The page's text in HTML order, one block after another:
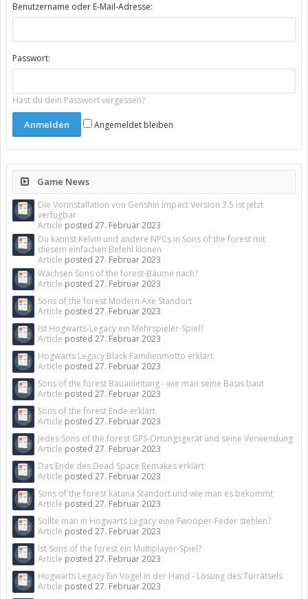
Benutzername oder E-Mail-Adresse:
Passwort:
Hast du dein Passwort vergessen?
Angemeldet bleiben
Game News
Die Vorinstallation von Genshin Impact Version 3.5 ist jetzt
verfügbar
Article posted 27. Februar 2023
Du kannst Kelvin und andere NPCs in Sons of the forest mit
diesem einfachen Befehl klonen
Article posted 27. Februar 2023
Wachsen Sons of the forest-Bäume nach?
Article posted 27. Februar 2023
Sons of the forest Modern Axe Standort
Article posted 27. Februar 2023
Ist Hogwarts-Legacy ein Mehrspieler-Spiel?
Article posted 27. Februar 2023
Hogwarts Legacy Black Familienmotto erklärt
Article posted 27. Februar 2023
Sons of the forest Bauanleitung - wie man seine Basis baut
Article posted 27. Februar 2023
Sons of the forest Ende erklärt
Article posted 27. Februar 2023
Jedes Sons of the forest GPS-Ortungsgerät und seine Verwendung
Article posted 27. Februar 2023
Das Ende des Dead Space Remakes erklärt
Article posted 27. Februar 2023
Sons of the forest katana Standort und wie man es bekommt
Article posted 27. Februar 2023
Sollte man in Hogwarts Legacy eine Fwooper-Feder stehlen?
Article posted 27. Februar 2023
Ist Sons of the forest ein Multiplayer-Spiel?
Article posted 27. Februar 2023
Hogwarts Legacy Ein Vogel in der Hand - Lösung des Türrätsels
Article posted 27. Februar 2023